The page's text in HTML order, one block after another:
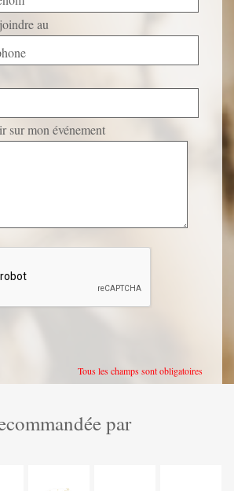
au
sur mon événement
Tous les champs sont obligatoires
par